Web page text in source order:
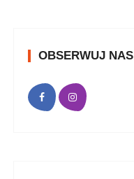
OBSERWUJ NAS